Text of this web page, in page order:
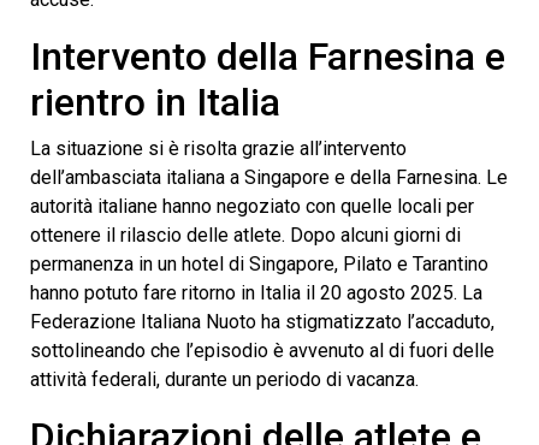
Intervento della Farnesina e
rientro in Italia
La situazione si è risolta grazie all’intervento
dell’ambasciata italiana a Singapore e della Farnesina. Le
autorità italiane hanno negoziato con quelle locali per
ottenere il rilascio delle atlete. Dopo alcuni giorni di
permanenza in un hotel di Singapore, Pilato e Tarantino
hanno potuto fare ritorno in Italia il 20 agosto 2025. La
Federazione Italiana Nuoto ha stigmatizzato l’accaduto,
sottolineando che l’episodio è avvenuto al di fuori delle
attività federali, durante un periodo di vacanza.